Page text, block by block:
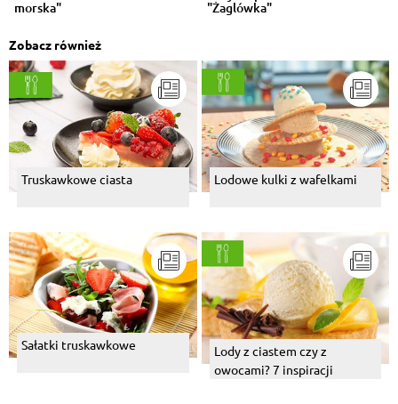
morska" "Żaglówka"
Zobacz również
Truskawkowe ciasta Lodowe kulki z wafelkami
Sałatki truskawkowe
Lody z ciastem czy z
owocami? 7 inspiracji